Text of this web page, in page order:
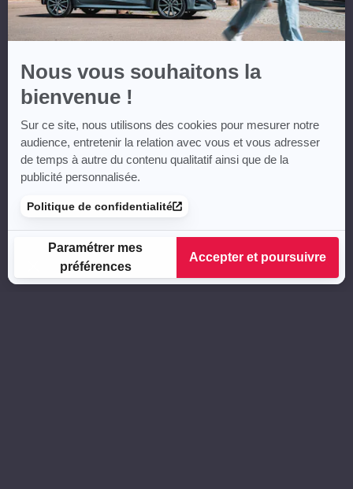
Nous vous souhaitons la
bienvenue !
Sur ce site, nous utilisons des cookies pour mesurer notre
audience, entretenir la relation avec vous et vous adresser
de temps à autre du contenu qualitatif ainsi que de la
publicité personnalisée.
Politique de confidentialité
Paramétrer mes
préférences
Accepter et poursuivre